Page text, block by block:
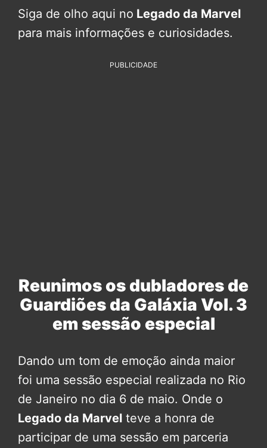
Siga de olho aqui no Legado da Marvel
para mais informações e curiosidades.
PUBLICIDADE
Reunimos os dubladores de
Guardiões da Galáxia Vol. 3
em sessão especial
Dando um tom de emoção ainda maior
foi uma sessão especial realizada no Rio
de Janeiro no dia 6 de maio. Onde o
Legado da Marvel teve a honra de
participar de uma sessão em parceria